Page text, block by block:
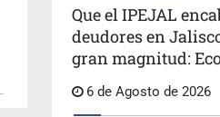
Que el IPEJAL
deudores en
gran magnitud:
6 de Agosto de 2026